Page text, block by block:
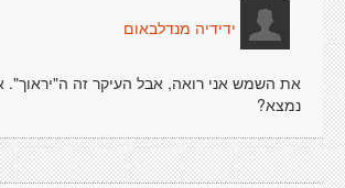
ידידיה מנדלבאום
את השמש אני רואה, אבל העיקר זה ה"יראוך".
נמצא?